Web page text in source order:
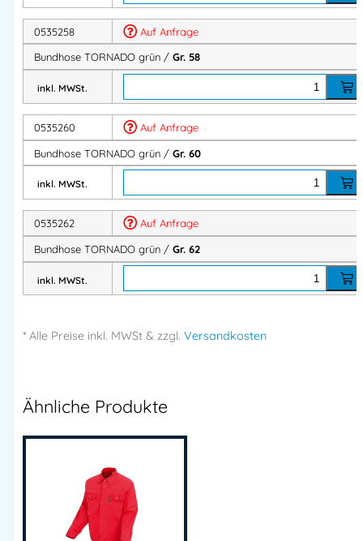
0535258
Auf Anfrage
Bundhose TORNADO grün / Gr. 58
inkl. MWSt.
0535260
Auf Anfrage
Bundhose TORNADO grün / Gr. 60
inkl. MWSt.
0535262
Auf Anfrage
Bundhose TORNADO grün / Gr. 62
inkl. MWSt.
* Alle Preise inkl. MWSt & zzgl. Versandkosten
Ähnliche Produkte